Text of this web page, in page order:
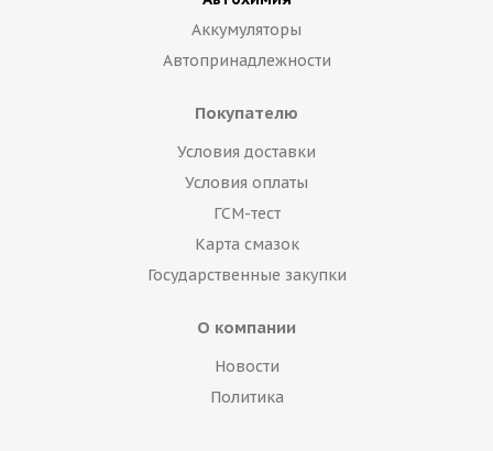
Аккумуляторы
Автопринадлежности
Покупателю
Условия доставки
Условия оплаты
ГСМ-тест
Карта смазок
Государственные закупки
О компании
Новости
Политика